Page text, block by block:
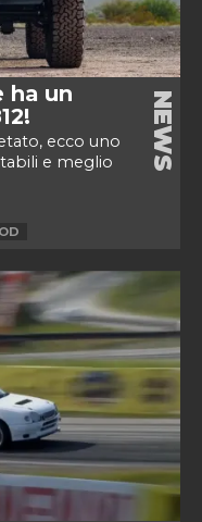
ha un
ecco uno
e meglio
NEWS